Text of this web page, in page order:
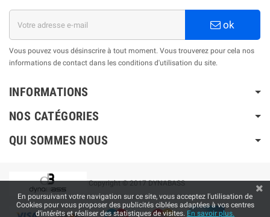
ok
Vous pouvez vous désinscrire à tout moment. Vous trouverez pour cela nos
informations de contact dans les conditions d'utilisation du site.
INFORMATIONS
NOS CATÉGORIES
QUI SOMMES NOUS
Copyright © 2017 DYNABASS
En poursuivant votre navigation sur ce site, vous acceptez l'utilisation de
Cookies pour vous proposer des publicités ciblées adaptées à vos centres
d'intérêts et réaliser des statistiques de visites. En savoir plus.